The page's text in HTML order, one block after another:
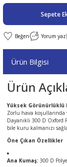
Ekipmanları
Sepete
Yorum yaz
Ürün Bilgisi
Ürün
Yüksek Görünürlüklü
Zorlu hava koşullarında
Dayanıklı 300 D Oxford
bile kuru kalmanızı
Öne Çıkan Özellikler
Ana Kumaş: 300 D